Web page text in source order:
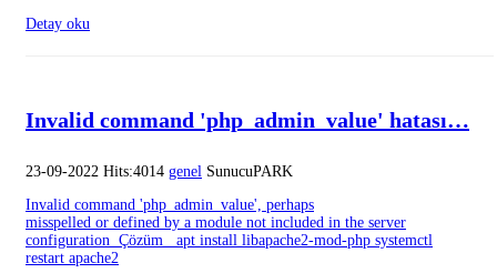
Detay oku
Invalid command 'php_admin_value' hatası…
23-09-2022 Hits:4014 genel SunucuPARK
Invalid command 'php_admin_value', perhaps
misspelled or defined by a module not included in the server
configuration Çözüm apt install libapache2-mod-php systemctl
restart apache2